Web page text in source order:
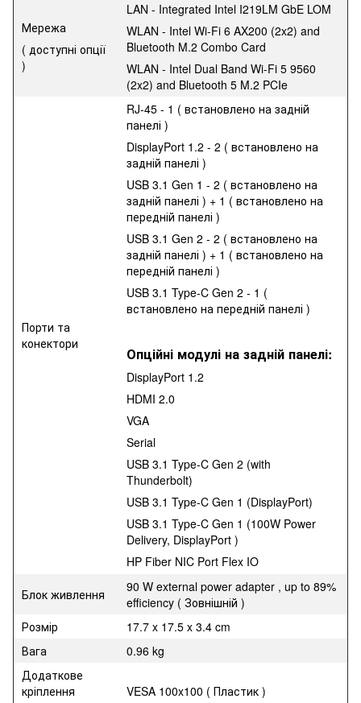
Мережа
( доступні опції
)
LAN - Integrated Intel I219LM GbE LOM
WLAN - Intel Wi-Fi 6 AX200 (2x2) and
Bluetooth M.2 Combo Card
WLAN - Intel Dual Band Wi-Fi 5 9560
(2x2) and Bluetooth 5 M.2 PCIe
Порти та
конектори
RJ-45 - 1 ( встановлено на задній
панелі )
DisplayPort 1.2 - 2 ( встановлено на
задній панелі )
USB 3.1 Gen 1 - 2 ( встановлено на
задній панелі ) + 1 ( встановлено на
передній панелі )
USB 3.1 Gen 2 - 2 ( встановлено на
задній панелі ) + 1 ( встановлено на
передній панелі )
USB 3.1 Type-C Gen 2 - 1 (
встановлено на передній панелі )
Опційні модулі на задній панелі:
DisplayPort 1.2
HDMI 2.0
VGA
Serial
USB 3.1 Type-C Gen 2 (with
Thunderbolt)
USB 3.1 Type-C Gen 1 (DisplayPort)
USB 3.1 Type-C Gen 1 (100W Power
Delivery, DisplayPort )
HP Fiber NIC Port Flex IO
Блок живлення
90 W external power adapter , up to 89%
efficiency ( Зовнішній )
Розмір
17.7 x 17.5 x 3.4 cm
Вага
0.96 kg
Додаткове
кріплення
VESA 100x100 ( Пластик )